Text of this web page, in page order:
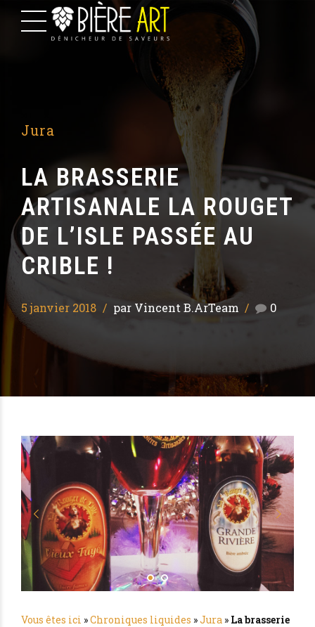
Jura
LA BRASSERIE
ARTISANALE LA ROUGET
DE L’ISLE PASSÉE AU
CRIBLE !
5 janvier 2018 par Vincent B.ArTeam 0
Vous êtes ici »Chroniques liquides »Jura » La brasserie